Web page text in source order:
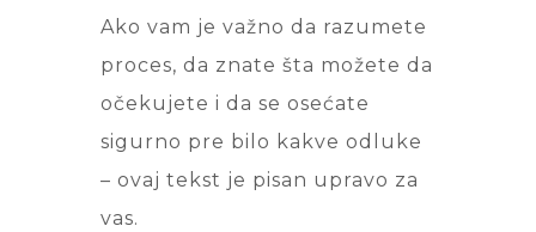
Ako vam je važno da razumete
proces, da znate šta možete da
očekujete i da se osećate
sigurno pre bilo kakve odluke
– ovaj tekst je pisan upravo za
vas.